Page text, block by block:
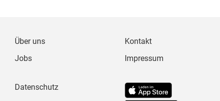
Über uns
Jobs
Kontakt
Impressum
Datenschutz